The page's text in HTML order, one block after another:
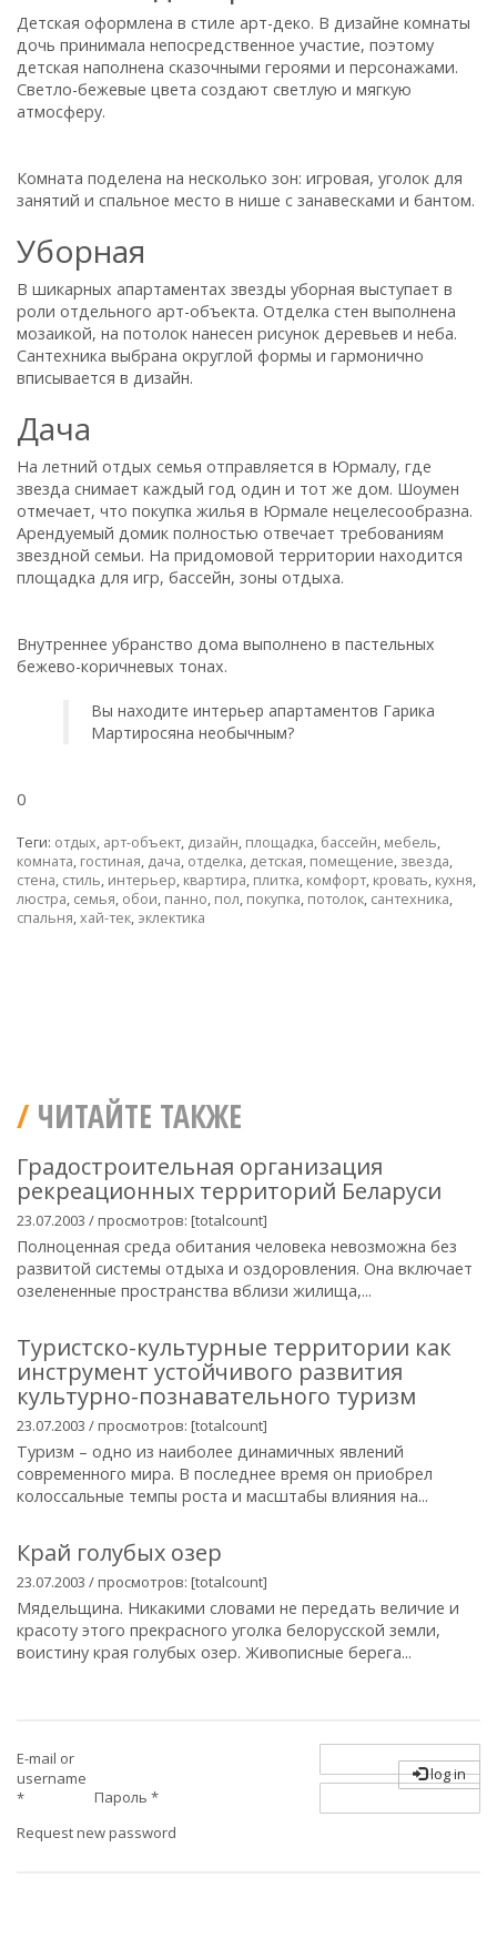
Детская оформлена в стиле арт-деко. В дизайне комнаты
дочь принимала непосредственное участие, поэтому
детская наполнена сказочными героями и персонажами.
Светло-бежевые цвета создают светлую и мягкую
атмосферу.
Комната поделена на несколько зон: игровая, уголок для
занятий и спальное место в нише с занавесками и бантом.
Уборная
В шикарных апартаментах звезды уборная выступает в
роли отдельного арт-объекта. Отделка стен выполнена
мозаикой, на потолок нанесен рисунок деревьев и неба.
Сантехника выбрана округлой формы и гармонично
вписывается в дизайн.
Дача
На летний отдых семья отправляется в Юрмалу, где
звезда снимает каждый год один и тот же дом. Шоумен
отмечает, что покупка жилья в Юрмале нецелесообразна.
Арендуемый домик полностью отвечает требованиям
звездной семьи. На придомовой территории находится
площадка для игр, бассейн, зоны отдыха.
Внутреннее убранство дома выполнено в пастельных
бежево-коричневых тонах.
Вы находите интерьер апартаментов Гарика
Мартиросяна необычным?
0
Теги: отдых, арт-объект, дизайн, площадка, бассейн, мебель,
комната, гостиная, дача, отделка, детская, помещение, звезда,
стена, стиль, интерьер, квартира, плитка, комфорт, кровать, кухня,
люстра, семья, обои, панно, пол, покупка, потолок, сантехника,
спальня,хай-тек, эклектика
ЧИТАЙТЕ ТАКЖЕ
Градостроительная организация
рекреационных территорий Беларуси
23.07.2003 / просмотров: [totalcount]
Полноценная среда обитания человека невозможна без
развитой системы отдыха и оздоровления. Она включает
озелененные пространства вблизи жилища,...
Туристско-культурные территории как
инструмент устойчивого развития
культурно-познавательного туризм
23.07.2003 / просмотров: [totalcount]
Туризм – одно из наиболее динамичных явлений
современного мира. В последнее время он приобрел
колоссальные темпы роста и масштабы влияния на...
Край голубых озер
23.07.2003 / просмотров: [totalcount]
Мядельщина. Никакими словами не передать величие и
красоту этого прекрасного уголка белорусской земли,
воистину края голубых озер. Живописные берега...
E-mail or
username
*
Пароль *
Request new password
log in